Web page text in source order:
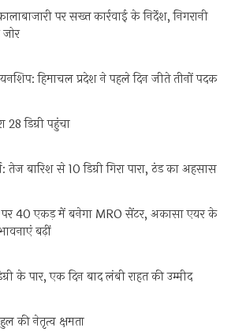
पर सख्त कार्रवाई के निर्देश, निगरानी
हिमाचल प्रदेश ने पहले दिन जीते तीनों पदक
डिग्री पहुंचा
तेज बारिश से 10 डिग्री गिरा पारा, ठंड का अहसास
पर 40 एकड़ में बनेगा MRO सेंटर, अकासा एयर के
बढ़ीं
के पार, एक दिन बाद लंबी राहत की उम्मीद
की नेतृत्व क्षमता